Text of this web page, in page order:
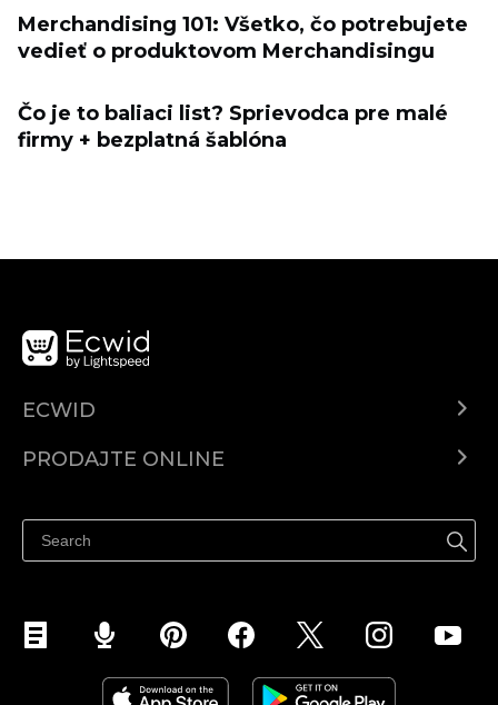
Merchandising 101: Všetko, čo potrebujete
vedieť o produktovom Merchandisingu
Čo je to baliaci list? Sprievodca pre malé
firmy + bezplatná šablóna
ECWID
PRODAJTE ONLINE